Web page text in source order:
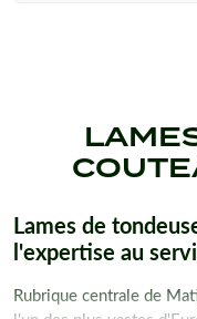
Lames de
l'expertise au
Rubrique centrale de